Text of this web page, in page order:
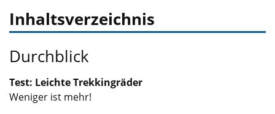
Inhaltsverzeichnis
Durchblick
Test: Leichte Trekkingräder
Weniger ist mehr!